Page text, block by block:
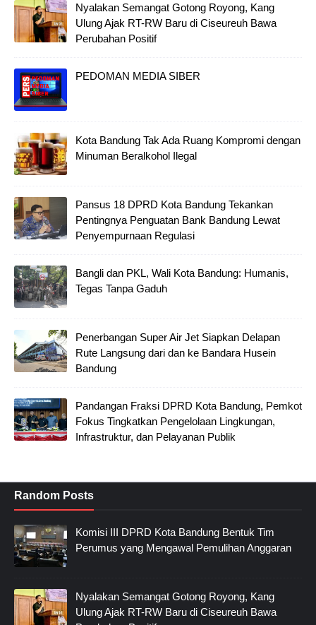
Nyalakan Semangat Gotong Royong, Kang
Ulung Ajak RT-RW Baru di Ciseureuh Bawa
Perubahan Positif
PEDOMAN MEDIA SIBER
Kota Bandung Tak Ada Ruang Kompromi dengan
Minuman Beralkohol Ilegal
Pansus 18 DPRD Kota Bandung Tekankan
Pentingnya Penguatan Bank Bandung Lewat
Penyempurnaan Regulasi
Bangli dan PKL, Wali Kota Bandung: Humanis,
Tegas Tanpa Gaduh
Penerbangan Super Air Jet Siapkan Delapan
Rute Langsung dari dan ke Bandara Husein
Bandung
Pandangan Fraksi DPRD Kota Bandung, Pemkot
Fokus Tingkatkan Pengelolaan Lingkungan,
Infrastruktur, dan Pelayanan Publik
Random Posts
Komisi III DPRD Kota Bandung Bentuk Tim
Perumus yang Mengawal Pemulihan Anggaran
Nyalakan Semangat Gotong Royong, Kang
Ulung Ajak RT-RW Baru di Ciseureuh Bawa